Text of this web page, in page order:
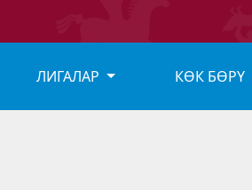
ЛИГАЛАР КӨК БӨРҮ